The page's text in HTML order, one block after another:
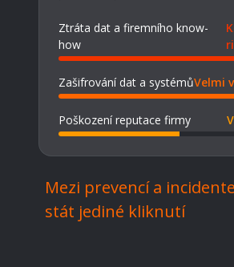
Ztráta dat a firemního know-
how
Zašifrování dat a systémůVelmi
Poškození reputace firmy
Mezi prevencí a
stát jediné kliknutí